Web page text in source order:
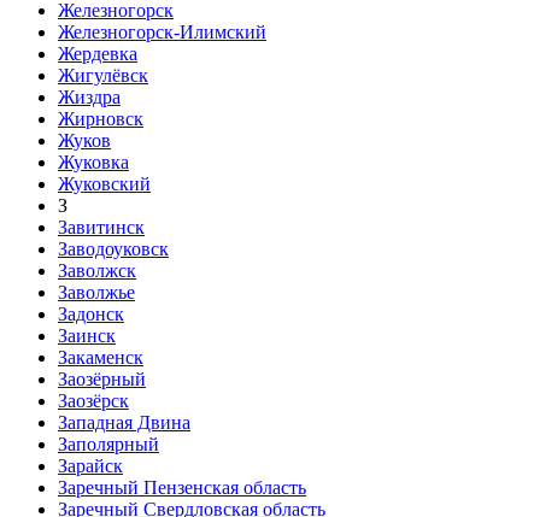
Железногорск
Железногорск-Илимский
Жердевка
Жигулёвск
Жиздра
Жирновск
Жуков
Жуковка
Жуковский
З
Завитинск
Заводоуковск
Заволжск
Заволжье
Задонск
Заинск
Закаменск
Заозёрный
Заозёрск
Западная Двина
Заполярный
Зарайск
Заречный Пензенская область
Заречный Свердловская область